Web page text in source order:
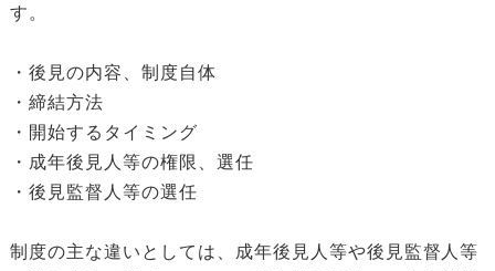
す。
・後見の内容、制度自体
・締結方法
・開始するタイミング
・成年後見人等の権限、選任
・後見監督人等の選任
制度の主な違いとしては、成年後見人等や後見監督人等